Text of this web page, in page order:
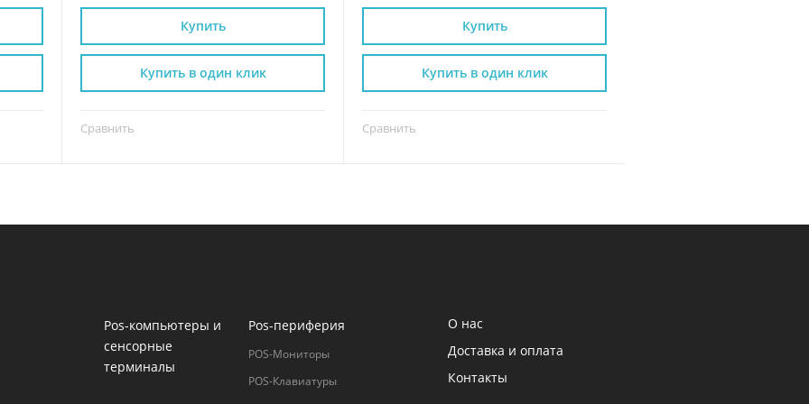
Купить
Сравнить
Купить в один клик
Купить
Сравнить
Купить в один клик
Pos-компьютеры и
сенсорные
терминалы
Pos-периферия
POS-Мониторы
POS-Клавиатуры
О нас
Доставка и оплата
Контакты